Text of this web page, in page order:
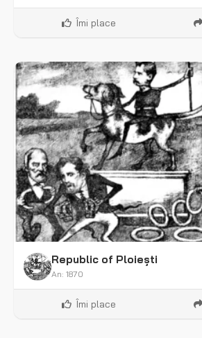
Îmi place
Republic of Ploiești
An: 1870
Îmi place